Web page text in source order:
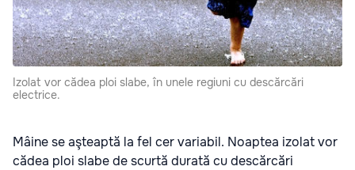
Izolat vor cădea ploi slabe, în unele regiuni cu descărcări
electrice.
Mâine se aşteaptă la fel cer variabil. Noaptea izolat vor
cădea ploi slabe de scurtă durată cu descărcări